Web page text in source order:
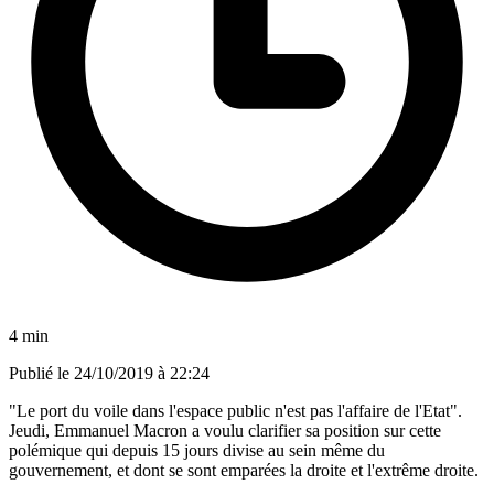
4 min
Publié le 24/10/2019 à 22:24
"Le port du voile dans l'espace public n'est pas l'affaire de l'Etat".
Jeudi, Emmanuel Macron a voulu clarifier sa position sur cette
polémique qui depuis 15 jours divise au sein même du
gouvernement, et dont se sont emparées la droite et l'extrême droite.